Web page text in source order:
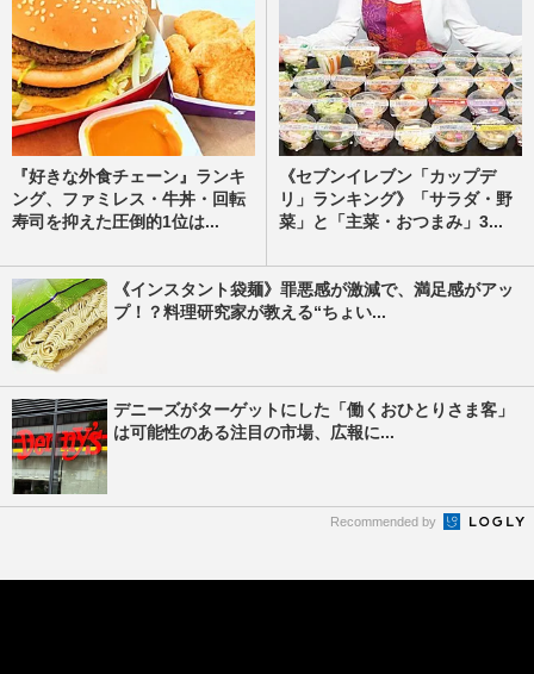
『好きな外食チェーン』ランキ
ング、ファミレス・牛丼・回転
寿司を抑えた圧倒的1位は...
《セブンイレブン「カップデ
リ」ランキング》「サラダ・野
菜」と「主菜・おつまみ」3...
《インスタント袋麺》罪悪感が激減で、満足感がアッ
プ！？料理研究家が教える“ちょい...
デニーズがターゲットにした「働くおひとりさま客」
は可能性のある注目の市場、広報に...
Recommended by